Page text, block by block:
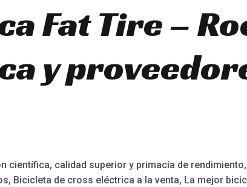
Fat Tire –
y
científica, calidad superior y primacía de
Bicicleta de cross eléctrica a la venta, La mejor